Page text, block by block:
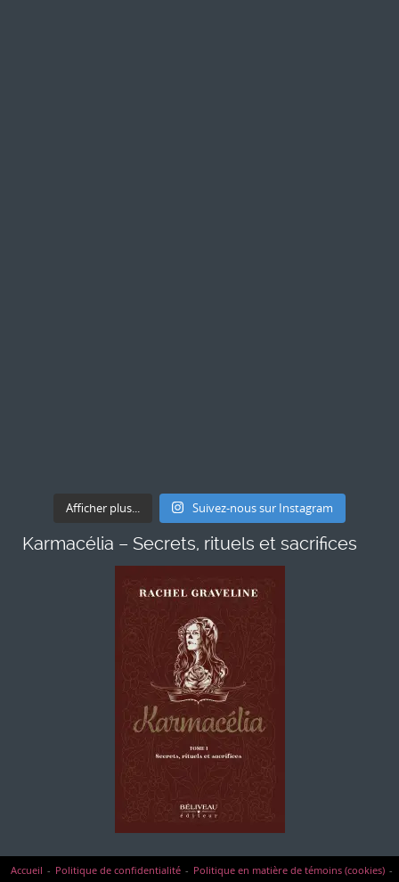
Afficher plus... Suivez-nous sur Instagram
Karmacélia – Secrets, rituels et sacrifices
Accueil Politique de confidentialité
Politique en matière de témoins (cookies)